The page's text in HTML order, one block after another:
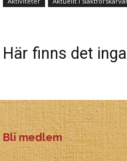
Här finns det
Bli medlem